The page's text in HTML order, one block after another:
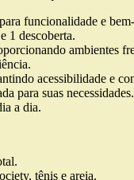
funcionalidade e
1 descoberta.
ambientes
acessibilidade e
para suas necessidades.
a dia.
tênis e areia.